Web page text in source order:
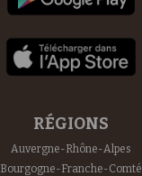
RÉGIONS
Auvergne-Rhône-Alpes
Bourgogne-Franche-Comté